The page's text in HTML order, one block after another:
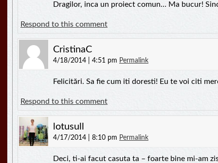
Dragilor, inca un proiect comun… Ma bucur!
Respond to this comment
CristinaC
4/18/2014 | 4:51 pm Permalink
Felicitări. Sa fie cum iti doresti! Eu te voi citi
Respond to this comment
lotusull
4/17/2014 | 8:10 pm Permalink
Deci, ti-ai facut casuta ta – foarte bine mi-am